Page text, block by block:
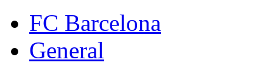
FC Barcelona
General